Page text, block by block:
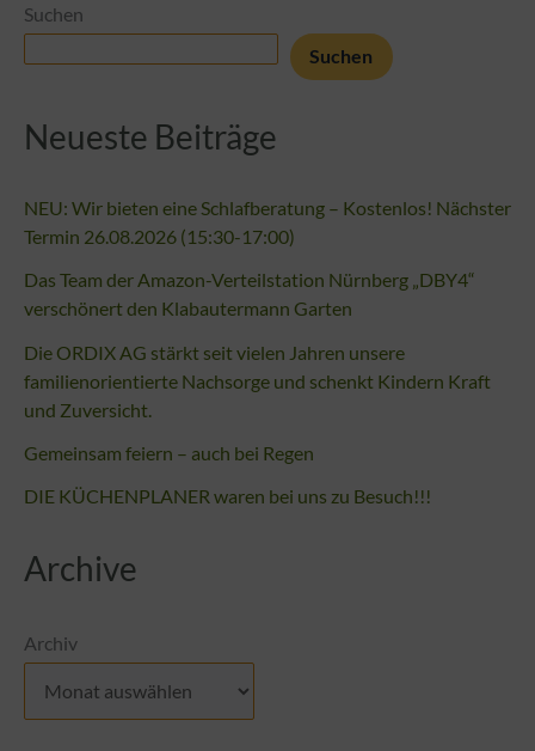
Suchen
Suchen
Neueste Beiträge
NEU: Wir bieten eine Schlafberatung – Kostenlos! Nächster
Termin 26.08.2026 (15:30-17:00)
Das Team der Amazon-Verteilstation Nürnberg „DBY4“
verschönert den Klabautermann Garten
Die ORDIX AG stärkt seit vielen Jahren unsere
familienorientierte Nachsorge und schenkt Kindern Kraft
und Zuversicht.
Gemeinsam feiern – auch bei Regen
DIE KÜCHENPLANER waren bei uns zu Besuch!!!
Archive
Archiv